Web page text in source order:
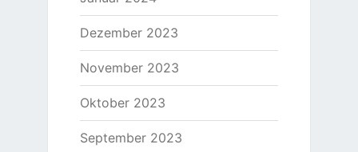
Dezember 2023
November 2023
Oktober 2023
September 2023